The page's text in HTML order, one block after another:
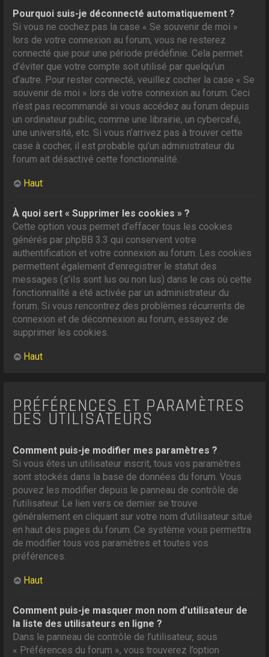
Pourquoi suis-je déconnecté automatiquement ?
Si vous ne cochez pas la case « Se souvenir de moi »
lors de votre connexion au forum, vous ne resterez
connecté que pour une période prédéfinie. Cela permet
d’éviter que votre compte soit utilisé par quelqu’un
d’autre. Pour rester connecté, veuillez cocher la case « Se
souvenir de moi » lors de votre connexion au forum. Ceci
n’est pas recommandé si vous accédez au forum depuis
un ordinateur public, comme une librairie, un cybercafé,
une université, etc. Si vous n’arrivez pas à trouver cette
case à cocher, il est probable qu’un administrateur du
forum ait désactivé cette fonctionnalité.
Haut
À quoi sert « Supprimer les cookies » ?
Cette option vous permet d’effacer tous les cookies
générés par phpBB 3.3 qui conservent votre
authentification et votre connexion au forum. Les cookies
permettent également d’enregistrer le statut des
messages (s’ils sont lus ou non lus) dans le cas où cette
fonctionnalité a été activée par un administrateur du
forum. Si vous rencontrez des problèmes récurrents de
connexion et de déconnexion au forum, essayez de
supprimer les cookies.
Haut
PRÉFÉRENCES ET PARAMÈTRES
DES UTILISATEURS
Comment puis-je modifier mes paramètres ?
Si vous êtes un utilisateur inscrit, tous vos paramètres
sont stockés dans la base de données du forum. Vous
pouvez les modifier depuis le panneau de contrôle de
l’utilisateur. Le lien vers ce dernier se trouve
généralement en cliquant sur votre nom d’utilisateur situé
en haut des pages du forum. Ce système vous permettra
de modifier tous vos paramètres et toutes vos
préférences.
Haut
Comment puis-je masquer mon nom d’utilisateur de
la liste des utilisateurs en ligne ?
Dans le panneau de contrôle de l’utilisateur, sous
« Préférences du forum », vous trouverez l’option